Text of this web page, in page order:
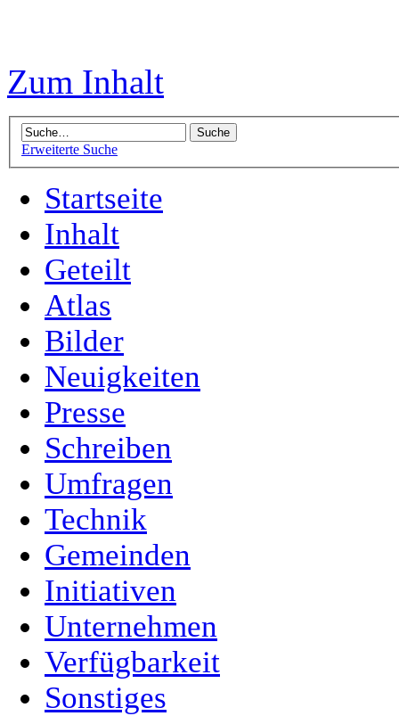
Zum Inhalt
Erweiterte Suche
Startseite
Inhalt
Geteilt
Atlas
Bilder
Neuigkeiten
Presse
Schreiben
Umfragen
Technik
Gemeinden
Initiativen
Unternehmen
Verfügbarkeit
Sonstiges